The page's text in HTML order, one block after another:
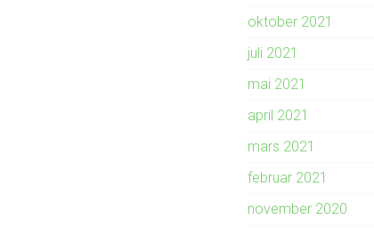
oktober 2021
juli 2021
mai 2021
april 2021
mars 2021
februar 2021
november 2020